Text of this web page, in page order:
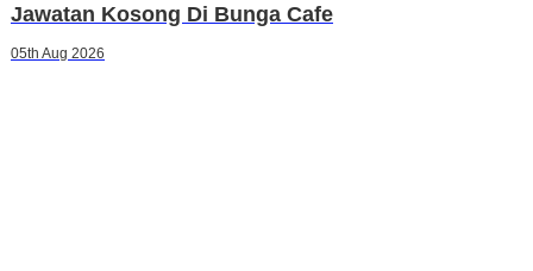
Jawatan Kosong Di Bunga Cafe
05th Aug 2026